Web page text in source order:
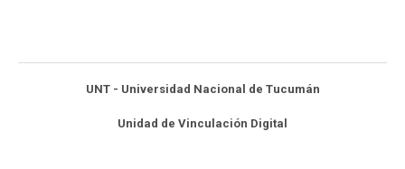
UNT - Universidad Nacional de Tucumán
Unidad de Vinculación Digital